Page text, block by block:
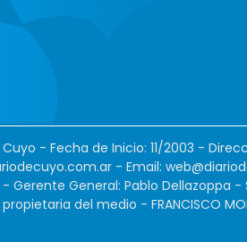
- Fecha de Inicio: 11/2003 -
- Email:
Gerente General: Pablo Dellazoppa
del medio - FRANCISCO